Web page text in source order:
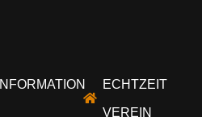
INFORMATION ECHTZEIT
VEREIN